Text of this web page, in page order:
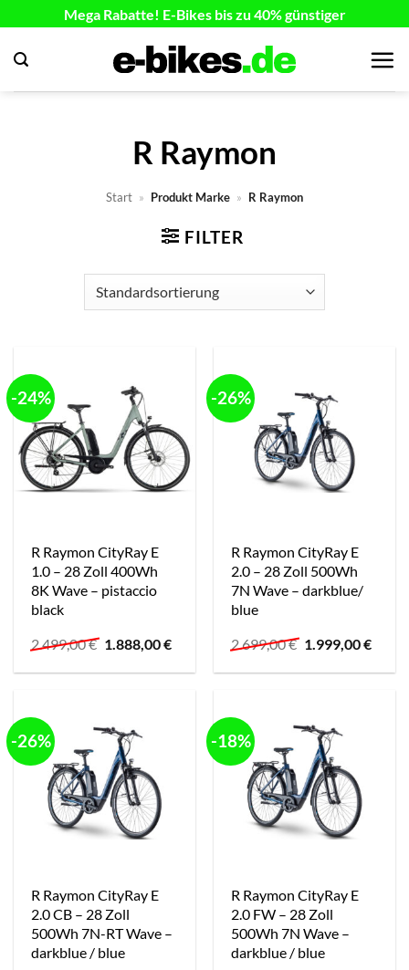
springen
Mega Rabatte! E-Bikes bis zu 40% günstiger
R Raymon
Start » Produkt Marke » R Raymon
FILTER
-24%
R Raymon CityRay E
1.0 – 28 Zoll 400Wh
8K Wave – pistaccio
black
2.499,00€ Ursprünglicher
war:
1.888,00€Aktueller
ist:
-26%
R Raymon CityRay E
2.0 – 28 Zoll 500Wh
7N Wave – darkblue/
blue
2.699,00€ Ursprünglicher
war:
1.999,00€
ist:
-26%
R Raymon CityRay E
2.0 CB – 28 Zoll
500Wh 7N-RT Wave –
darkblue / blue
-18%
R Raymon CityRay E
2.0 FW – 28 Zoll
500Wh 7N Wave –
darkblue / blue